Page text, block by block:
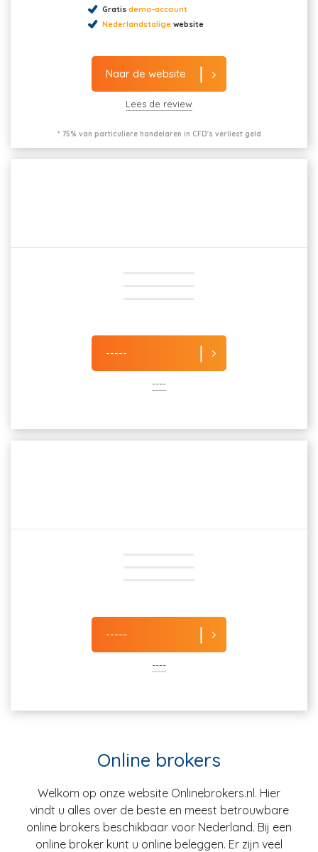
Gratis demo-account
Nederlandstalige website
Naar de website
Lees de review
* 75% van particuliere handelaren in CFD's verliest geld
-----
----
-----
----
Online brokers
Welkom op onze website Onlinebrokers.nl. Hier
vindt u alles over de beste en meest betrouwbare
online brokers beschikbaar voor Nederland. Bij een
online broker kunt u online beleggen. Er zijn veel